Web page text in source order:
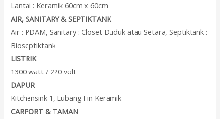
Lantai : Keramik 60cm x 60cm
AIR, SANITARY & SEPTIKTANK
Air : PDAM, Sanitary : Closet Duduk atau Setara, Septiktank :
Bioseptiktank
LISTRIK
1300 watt / 220 volt
DAPUR
Kitchensink 1, Lubang Fin Keramik
CARPORT & TAMAN